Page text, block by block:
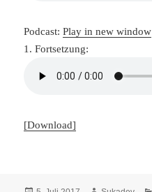
Podcast:Play in new window
1. Fortsetzung:
[Download]